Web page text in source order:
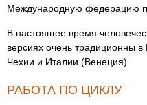
Международную федерацию
В настоящее время
версиях очень традиционны
Чехии и Италии (Венеция)..
РАБОТА ПО ЦИКЛУ